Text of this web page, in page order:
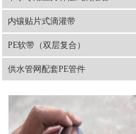
内镶贴片式滴灌带
PE软带（双层复合）
供水管网配套PE管件